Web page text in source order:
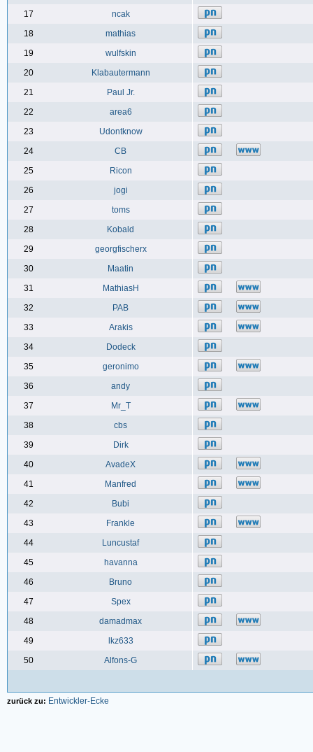
17
ncak
18
mathias
19
wulfskin
20
Klabautermann
21
Paul Jr.
22
area6
23
Udontknow
24
CB
25
Ricon
26
jogi
27
toms
28
Kobald
29
georgfischerx
30
Maatin
31
MathiasH
32
PAB
33
Arakis
34
Dodeck
35
geronimo
36
andy
37
Mr_T
38
cbs
39
Dirk
40
AvadeX
41
Manfred
42
Bubi
43
Frankle
44
Luncustaf
45
havanna
46
Bruno
47
Spex
48
damadmax
49
lkz633
50
Alfons-G
zurück zu: Entwickler-Ecke